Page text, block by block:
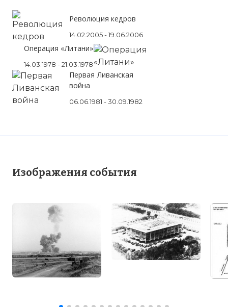
Революция кедров
14.02.2005 - 19.06.2006
Операция «Литани»
14.03.1978 - 21.03.1978
Первая Ливанская
война
06.06.1981 - 30.09.1982
Изображения события